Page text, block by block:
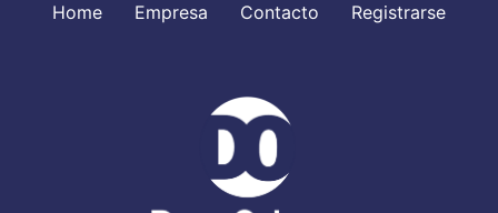
Home Empresa Contacto Registrarse